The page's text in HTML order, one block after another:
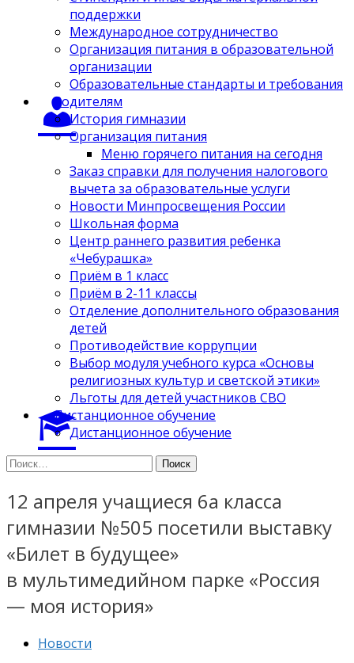
поддержки
Международное сотрудничество
Организация питания в образовательной
организации
Образовательные стандарты и требования
Родителям
История гимназии
Организация питания
Меню горячего питания на сегодня
Заказ справки для получения налогового
вычета за образовательные услуги
Новости Минпросвещения России
Школьная форма
Центр раннего развития ребенка
«Чебурашка»
Приём в 1 класс
Приём в 2-11 классы
Отделение дополнительного образования
детей
Противодействие коррупции
Выбор модуля учебного курса «Основы
религиозных культур и светской этики»
Льготы для детей участников СВО
Дистанционное обучение
Дистанционное обучение
Найти:
12 апреля учащиеся 6а класса
гимназии №505 посетили выставку
«Билет в будущее»
в мультимедийном парке «Россия
— моя история»
Новости